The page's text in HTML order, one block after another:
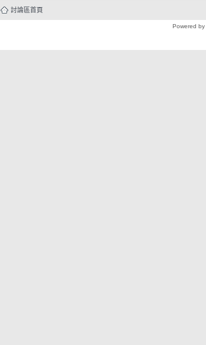
討論區首頁
Powered